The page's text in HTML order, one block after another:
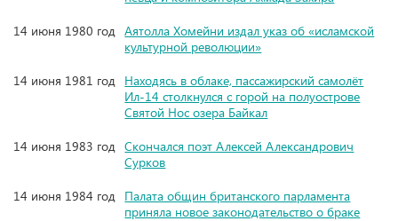
14 июня 1980 год Аятолла Хомейни издал указ об «исламской
культурной революции»
14 июня 1981 год Находясь в облаке, пассажирский самолёт
Ил-14 столкнулся с горой на полуострове
Святой Нос озера Байкал
14 июня 1983 год Скончался поэт Алексей Александрович
Сурков
14 июня 1984 год Палата общин британского парламента
приняла новое законодательство о браке